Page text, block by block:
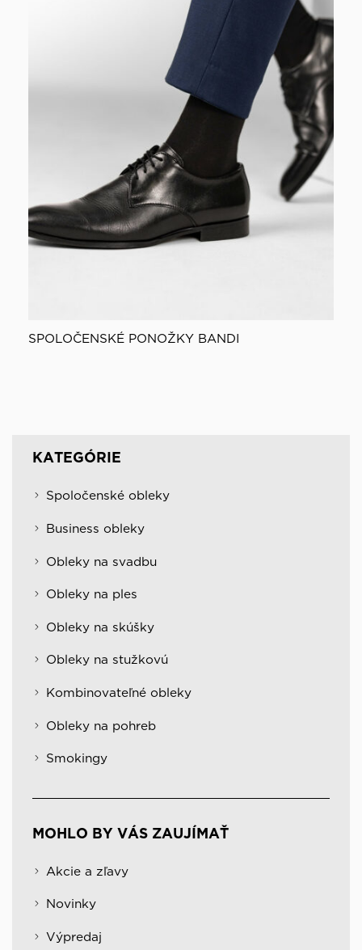
KATEGÓRIE
Spoločenské obleky
Business obleky
Obleky na svadbu
Obleky na ples
Obleky na skúšky
Obleky na stužkovú
Kombinovateľné obleky
Obleky na pohreb
Smokingy
MOHLO BY VÁS ZAUJÍMAŤ
Akcie a zľavy
Novinky
Výpredaj
SPOLOČENSKÉ PONOŽKY BANDI